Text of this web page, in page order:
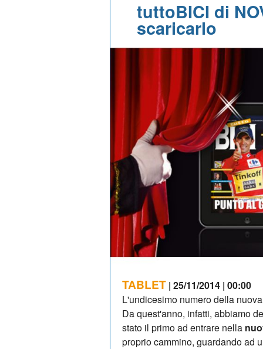
tuttoBICI di
scaricarlo
TABLET | 25/11/2014 | 00:00
L'undicesimo numero della
Da quest'anno, infatti, abbiamo
stato il primo ad entrare nella
proprio cammino, guardando ad